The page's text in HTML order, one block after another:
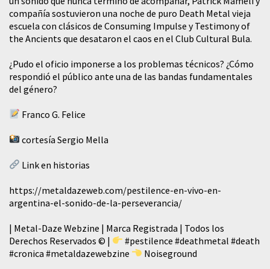
compañía sostuvieron una noche de puro Death Metal vieja
escuela con clásicos de Consuming Impulse y Testimony of
the Ancients que desataron el caos en el Club Cultural Bula.
¿Pudo el oficio imponerse a los problemas técnicos? ¿Cómo
respondió el público ante una de las bandas fundamentales
del género?
Franco G. Felice
cortesía Sergio Mella
Link en historias
https://metaldazeweb.com/pestilence-en-vivo-en-
argentina-el-sonido-de-la-perseverancia/
| Metal-Daze Webzine | Marca Registrada | Todos los
Derechos Reservados © |
#pestilence #deathmetal #death
#cronica #metaldazewebzine Noiseground